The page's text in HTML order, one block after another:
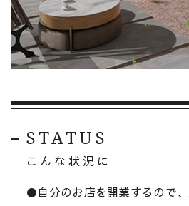
STATUS
こんな状況に
●自分のお店を開業するので